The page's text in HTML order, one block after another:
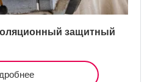
защитный